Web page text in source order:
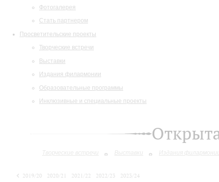
Фотогалерея
Стать партнером
Просветительские проекты
Творческие встречи
Выставки
Издания филармонии
Образовательные программы
Инклюзивные и специальные проекты
Творческие встречи Выставки Издания
2019/20 2020/21 2021/22 2022/23
2023/24